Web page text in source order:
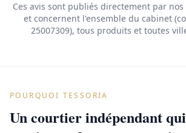
Ces avis sont publiés directement par
et concernent l'ensemble du cabinet
25007309), tous produits et toutes
POURQUOI TESSORIA
Un courtier indépendant